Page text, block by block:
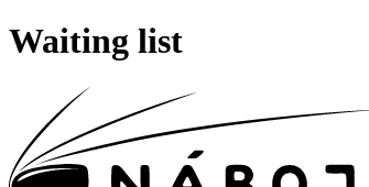
Waiting list